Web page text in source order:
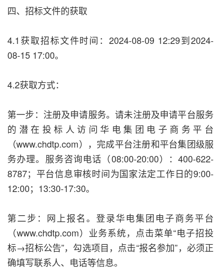
四、招标文件的获取
4.1获取招标文件时间：2024-08-09 12:29到2024-
08-15 17:00。
4.2获取方式：
第一步：注册及申请服务。请未注册及申请平台服务
的潜在投标人访问华电集团电子商务平台
（www.chdtp.com），完成平台注册和平台集团级服
务办理。服务咨询电话（08:00-20:00）：400-622-
8787；平台信息审核时间为国家法定工作日的9:00-
12:00；13:30-17:30。
第二步：网上报名。登录华电集团电子商务平台
（www.chdtp.com）业务系统，点击菜单“电子招投
标→招标公告”，勾选项目，点击“报名参加”，必须正
确填写联系人、电话等信息。